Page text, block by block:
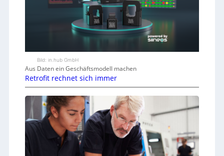
Bild: in.hub GmbH
Aus Daten ein Geschäftsmodell machen
Retrofit rechnet sich immer